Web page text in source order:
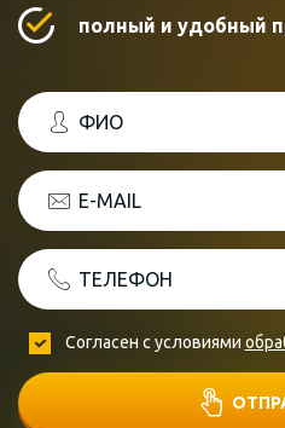
полный и удобный
ФИО
E-MAIL
ТЕЛЕФОН
Согласен с условиями